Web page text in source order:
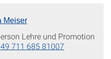
Meiser
Lehre und Promotion
711 685 81007